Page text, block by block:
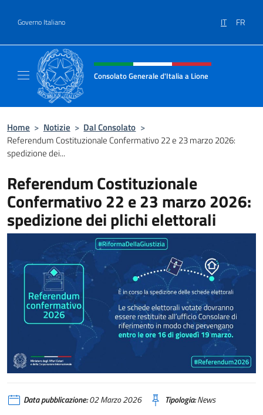
Governo Italiano IT FR
Intestazione sito, social e menù
Consolato Generale d'Italia a Lione
Home > Notizie > Dal Consolato >
Referendum Costituzionale Confermativo 22 e 23 marzo 2026:
spedizione dei...
Referendum Costituzionale
Confermativo 22 e 23 marzo 2026:
spedizione dei plichi elettorali
Data pubblicazione:02 Marzo 2026 Tipologia:News